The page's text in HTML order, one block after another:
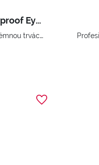
Made to Last Waterproof Eyeshadow
Očný tieň v tyčinke s extrémnou trvácnosťou.